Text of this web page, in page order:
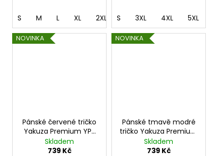
S M L XL 2XL S 3XL 4XL 5XL
NOVINKA
Pánské červené tričko
Yakuza Premium YPS
4006 – Born to Burn
Skladem
739 Kč
NOVINKA
Pánské tmavě modré
tričko Yakuza Premium
YPS 4005 – Hidden
Crusher
Skladem
739 Kč